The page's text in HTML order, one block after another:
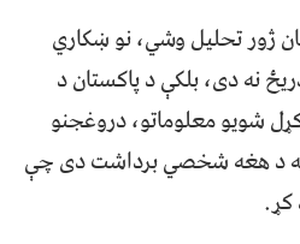
ژور تحلیل وشي، نو ښکاري
نه دی، بلکې د پاکستان د
شويو معلوماتو، دروغجنو
د هغه شخصي برداشت دی چې
کړ.